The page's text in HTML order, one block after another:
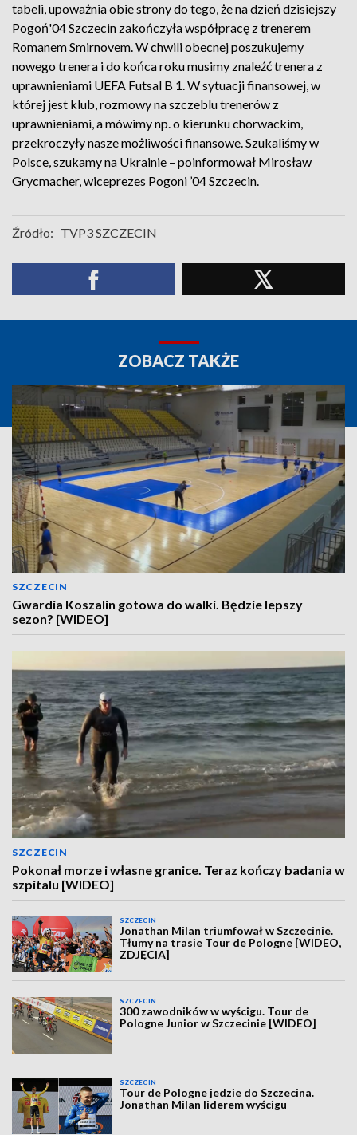
tabeli, upoważnia obie strony do tego, że na dzień dzisiejszy
Pogoń'04 Szczecin zakończyła współpracę z trenerem
Romanem Smirnovem. W chwili obecnej poszukujemy
nowego trenera i do końca roku musimy znaleźć trenera z
uprawnieniami UEFA Futsal B 1. W sytuacji finansowej, w
której jest klub, rozmowy na szczeblu trenerów z
uprawnieniami, a mówimy np. o kierunku chorwackim,
przekroczyły nasze możliwości finansowe. Szukaliśmy w
Polsce, szukamy na Ukrainie – poinformował Mirosław
Grycmacher, wiceprezes Pogoni ’04 Szczecin.
Źródło: TVP3 SZCZECIN
ZOBACZ TAKŻE
SZCZECIN
Gwardia Koszalin gotowa do walki. Będzie lepszy
sezon? [WIDEO]
SZCZECIN
Pokonał morze i własne granice. Teraz kończy badania w
szpitalu [WIDEO]
SZCZECIN
Jonathan Milan triumfował w Szczecinie.
Tłumy na trasie Tour de Pologne [WIDEO,
ZDJĘCIA]
SZCZECIN
300 zawodników w wyścigu. Tour de
Pologne Junior w Szczecinie [WIDEO]
SZCZECIN
Tour de Pologne jedzie do Szczecina.
Jonathan Milan liderem wyścigu